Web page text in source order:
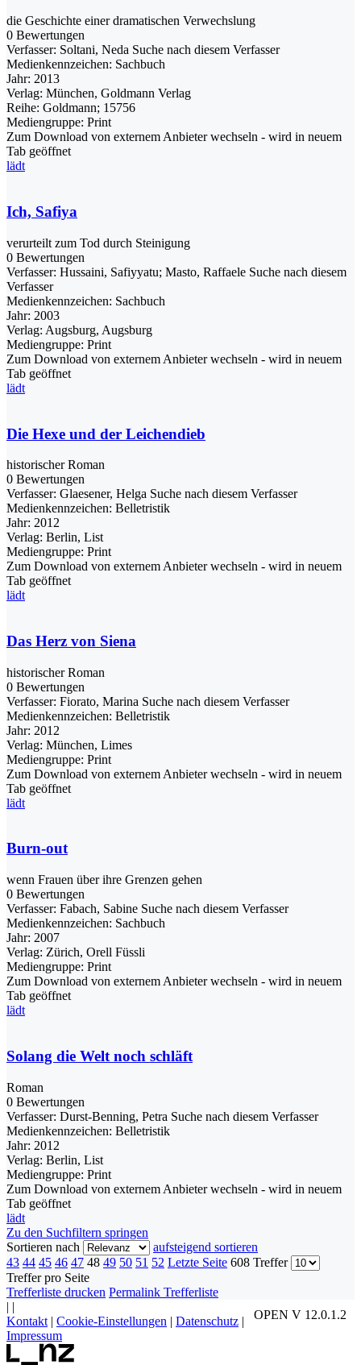
die Geschichte einer dramatischen Verwechslung
0 Bewertungen
Verfasser: Soltani, Neda Suche nach diesem Verfasser
Medienkennzeichen: Sachbuch
Jahr: 2013
Verlag: München, Goldmann Verlag
Reihe: Goldmann; 15756
Mediengruppe: Print
Zum Download von externem Anbieter wechseln - wird in neuem
Tab geöffnet
lädt
Ich, Safiya
verurteilt zum Tod durch Steinigung
0 Bewertungen
Verfasser: Hussaini, Safiyyatu; Masto, Raffaele Suche nach diesem
Verfasser
Medienkennzeichen: Sachbuch
Jahr: 2003
Verlag: Augsburg, Augsburg
Mediengruppe: Print
Zum Download von externem Anbieter wechseln - wird in neuem
Tab geöffnet
lädt
Die Hexe und der Leichendieb
historischer Roman
0 Bewertungen
Verfasser: Glaesener, Helga Suche nach diesem Verfasser
Medienkennzeichen: Belletristik
Jahr: 2012
Verlag: Berlin, List
Mediengruppe: Print
Zum Download von externem Anbieter wechseln - wird in neuem
Tab geöffnet
lädt
Das Herz von Siena
historischer Roman
0 Bewertungen
Verfasser: Fiorato, Marina Suche nach diesem Verfasser
Medienkennzeichen: Belletristik
Jahr: 2012
Verlag: München, Limes
Mediengruppe: Print
Zum Download von externem Anbieter wechseln - wird in neuem
Tab geöffnet
lädt
Burn-out
wenn Frauen über ihre Grenzen gehen
0 Bewertungen
Verfasser: Fabach, Sabine Suche nach diesem Verfasser
Medienkennzeichen: Sachbuch
Jahr: 2007
Verlag: Zürich, Orell Füssli
Mediengruppe: Print
Zum Download von externem Anbieter wechseln - wird in neuem
Tab geöffnet
lädt
Solang die Welt noch schläft
Roman
0 Bewertungen
Verfasser: Durst-Benning, Petra Suche nach diesem Verfasser
Medienkennzeichen: Belletristik
Jahr: 2012
Verlag: Berlin, List
Mediengruppe: Print
Zum Download von externem Anbieter wechseln - wird in neuem
Tab geöffnet
lädt
Zu den Suchfiltern springen
Sortieren nach
aufsteigend sortieren
43 44 45 46 47 48 49 50 51 52 Letzte Seite 608 Treffer
Treffer pro Seite
Trefferliste drucken Permalink Trefferliste
OPEN V 12.0.1.2
| |
Kontakt | Cookie-Einstellungen | Datenschutz |
Impressum